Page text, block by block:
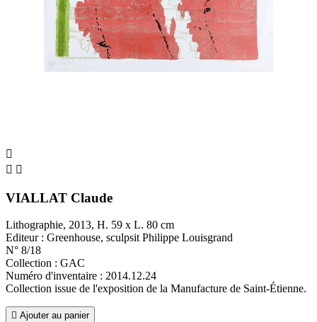

 
VIALLAT Claude
Lithographie, 2013, H. 59 x L. 80 cm
Editeur : Greenhouse, sculpsit Philippe Louisgrand
N° 8/18
Collection : GAC
Numéro d'inventaire : 2014.12.24
Collection issue de l'exposition de la Manufacture de Saint-Étienne.
 Ajouter au panier